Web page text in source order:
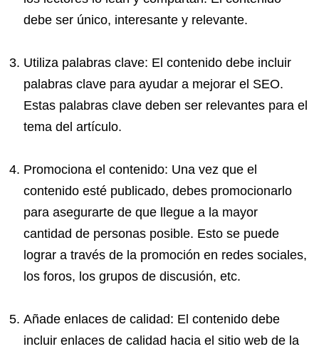
debe ser único, interesante y relevante.
Utiliza palabras clave: El contenido debe incluir
palabras clave para ayudar a mejorar el SEO.
Estas palabras clave deben ser relevantes para el
tema del artículo.
Promociona el contenido: Una vez que el
contenido esté publicado, debes promocionarlo
para asegurarte de que llegue a la mayor
cantidad de personas posible. Esto se puede
lograr a través de la promoción en redes sociales,
los foros, los grupos de discusión, etc.
Añade enlaces de calidad: El contenido debe
incluir enlaces de calidad hacia el sitio web de la